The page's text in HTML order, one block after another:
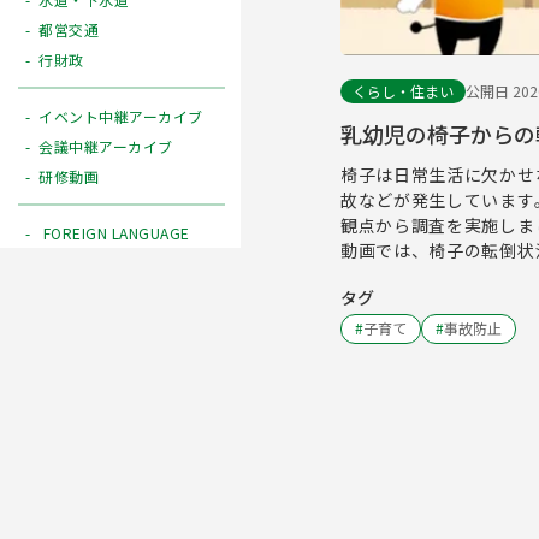
都営交通
行財政
イベント中継アーカイブ
会議中継アーカイブ
研修動画
FOREIGN LANGUAGE
くらし・住まい 公開日
乳幼児の椅子から
椅子は日常生活に欠か
故などが発生していま
観点から調査を実施し
動画では、椅子の転倒
タグ
#子育て #事故防止